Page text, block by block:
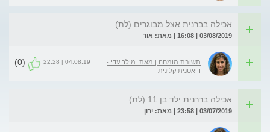
אכילה בברנית אצל מבוגרים (לת)
03/08/2019 | 16:08 | מאת: אור
תשובת מומחה | מאת: מילר עדי -
דיאטנית קלינית
04.08.19 | 22:28
(0)
אכילה בררנית ילד בן 11 (לת)
03/07/2019 | 23:58 | מאת: ירון